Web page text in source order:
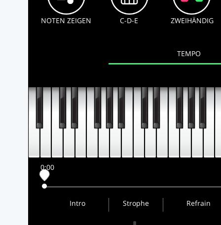
NOTEN ZEIGEN C-D-E ZWEIHÄNDIG
TEMPO
0:00
Intro Strophe Refrain